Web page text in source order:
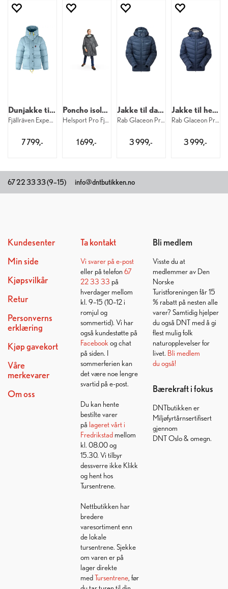
Dunjakke til dame
Fjällräven Expedition Down Lite W 514
7 799,-
Poncho isolert
Helsport Pro Fjell Poncho Insulated
1 699,-
Jakke til dame
Rab Glaceon Pro Jacket W TempestBlue
3 999,-
Jakke til herre
Rab Glaceon Pro Jacket M TempestBlue
3 999,-
67 22 33 33 (9–15) info@dntbutikken.no
Kundesenter
Min side
Kjøpsvilkår
Retur
Personverns
erklæring
Kjøp gavekort
Våre
merkevarer
Om oss
Ta kontakt
Vi svarer på e-post
eller på telefon 67
22 33 33 på
hverdager mellom
kl. 9–15 (10–12 i
romjul og
sommertid). Vi har
også kundestøtte på
Facebook og chat
på siden. I
sommerferien kan
det være noe lengre
svartid på e-post.
Du kan hente
bestilte varer
på lageret vårt i
Fredrikstadmellom
kl. 08.00 og
15.30. Vi tilbyr
dessverre ikke Klikk
og hent hos
Tursentrene.
Nettbutikken har
bredere
varesortiment enn
de lokale
tursentrene. Sjekke
om varen er på
lager direkte
medTursentrene, før
Bli medlem
Visste du at
medlemmer av Den
Norske
Turistforeningen får 15
% rabatt på nesten alle
varer? Samtidig hjelper
du også DNT med å gi
flest mulig folk
naturopplevelser for
livet. Bli medlem
du også!
Bærekraft i fokus
DNTbutikken er
Miljøfyrtårnsertifisert
gjennom
DNT Oslo & omegn.